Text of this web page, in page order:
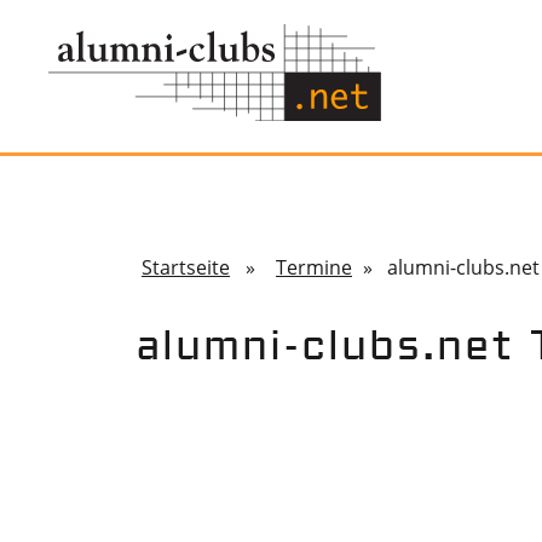
Startseite » Termine » alumni-clubs.net
alumni-clubs.net